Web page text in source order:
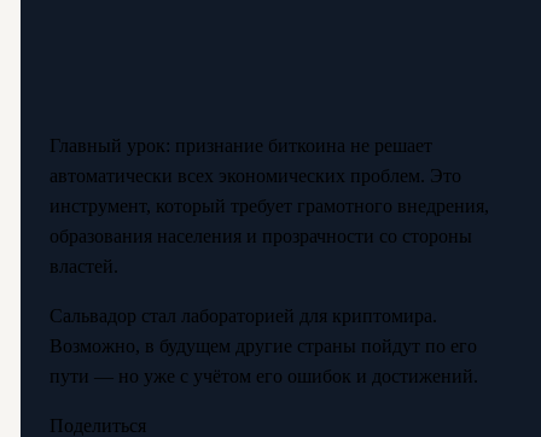
Главный урок: признание биткоина не решает
автоматически всех экономических проблем. Это
инструмент, который требует грамотного внедрения,
образования населения и прозрачности со стороны
властей.
Сальвадор стал лабораторией для криптомира.
Возможно, в будущем другие страны пойдут по его
пути — но уже с учётом его ошибок и достижений.
Поделиться